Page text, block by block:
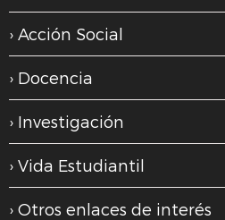
Acción Social
Docencia
Investigación
Vida Estudiantil
Otros enlaces de interés